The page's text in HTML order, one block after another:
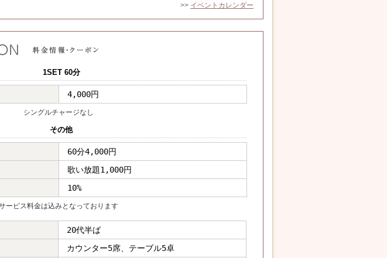
>> イベントカレンダー
1SET 60分
4,000円
シングルチャージなし
その他
60分4,000円
歌い放題1,000円
10%
ービス料金は込みとなっております
20代半ば
カウンター5席、テーブル5卓